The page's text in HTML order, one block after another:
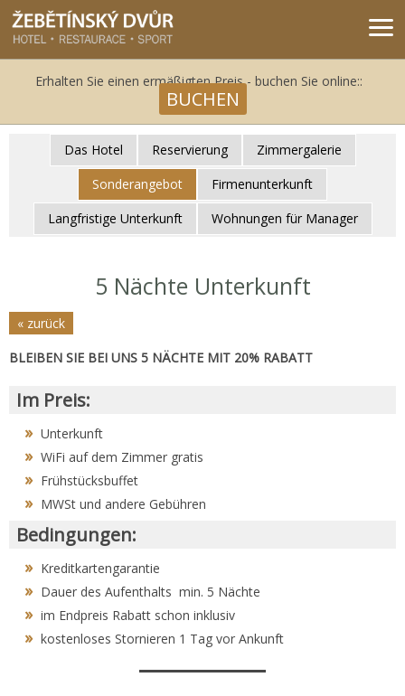
Žebětínský dvůr - Gastro & relax komplex v klidné části města Brna
Erhalten Sie einen ermäßigten Preis - buchen Sie online::
BUCHEN
Das Hotel Reservierung
Zimmergalerie
Sonderangebot
Firmenunterkunft
Langfristige Unterkunft
Wohnungen für Manager
5 Nächte Unterkunft
« zurück
BLEIBEN SIE BEI UNS 5 NÄCHTE MIT 20% RABATT
Im Preis:
Unterkunft
WiFi auf dem Zimmer gratis
Frühstücksbuffet
MWSt und andere Gebühren
Bedingungen:
Kreditkartengarantie
Dauer des Aufenthalts min. 5 Nächte
im Endpreis Rabatt schon inklusiv
kostenloses Stornieren 1 Tag vor Ankunft